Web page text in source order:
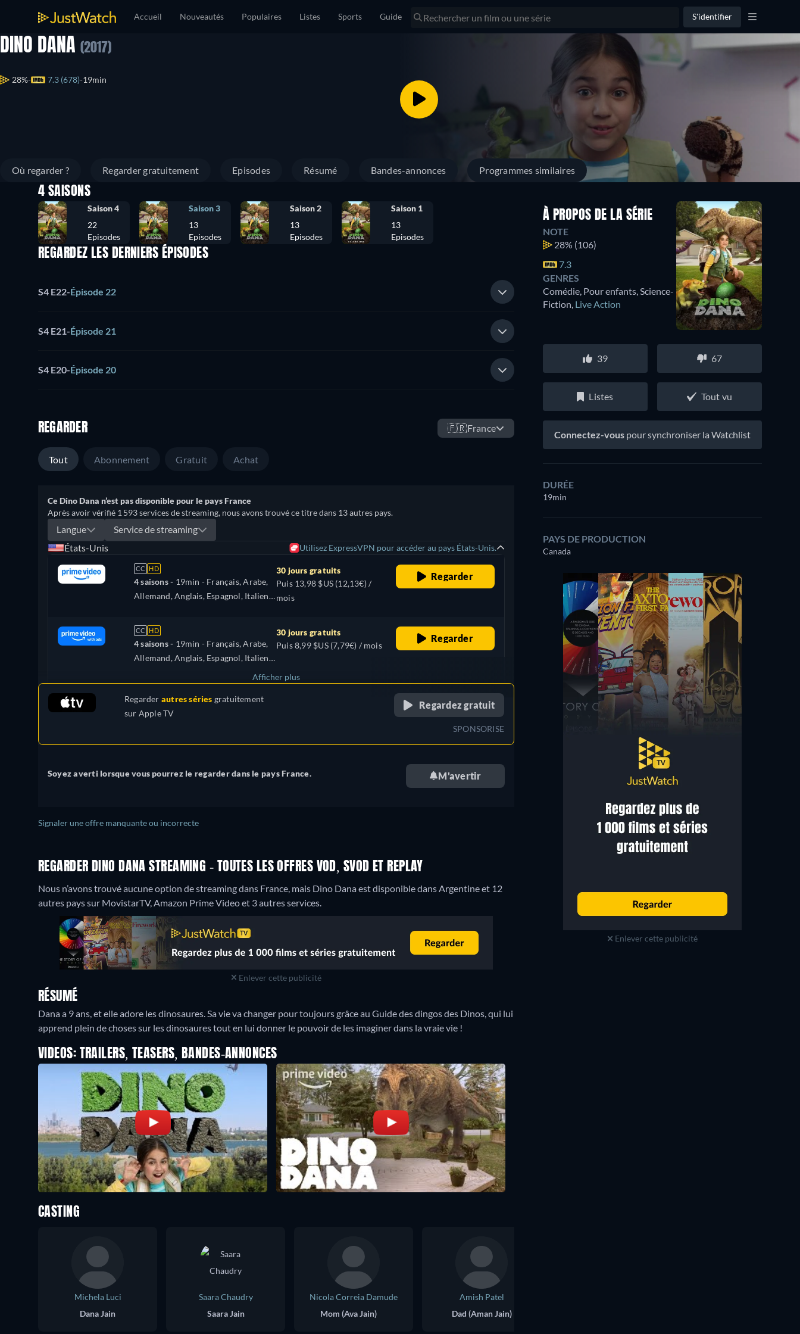
Accueil Nouveautés Populaires Listes Sports Guide S'identifier
DINO DANA (2017)
28% 7.3 (678) 19min
Où regarder ? Regarder gratuitement Episodes Résumé Bandes-annonces Programmes similaires
4 SAISONS
Saison 4
22
Episodes
Saison 3
13
Episodes
Saison 2
13
Episodes
Saison 1
13
Episodes
REGARDEZ LES DERNIERS ÉPISODES
S4 E22-Épisode 22
S4 E21-Épisode 21
S4 E20-Épisode 20
REGARDER 🇫🇷France
Tout Abonnement Gratuit Achat
Ce Dino Dana n’est pas disponible pour le pays France
Après avoir vérifié 1 593 services de streaming, nous avons trouvé ce titre dans 13 autres pays.
Langue
Service de streaming
États-Unis
Utilisez ExpressVPN pour accéder au pays États-Unis.
CC HD
4 saisons - 19min - Français, Arabe,
Allemand, Anglais, Espagnol, Italien,
Russe, Turc
30 jours gratuits
Puis 13,98 $US (12,13€) /
mois
Regarder
CC HD
4 saisons - 19min - Français, Arabe,
Allemand, Anglais, Espagnol, Italien,
Néerlandais, Polonais, Portugais,
Russe, Turc
30 jours gratuits
Puis 8,99 $US (7,79€) / mois
Regarder
Brésil
Afficher plus
Regarder autres séries gratuitement
sur Apple TV
Regardez gratuit
SPONSORISE
Soyez averti lorsque vous pourrez le regarder dans le pays France. M'avertir
Signaler une offre manquante ou incorrecte
REGARDER DINO DANA STREAMING - TOUTES LES OFFRES VOD, SVOD ET REPLAY
Nous n’avons trouvé aucune option de streaming dans France, mais Dino Dana est disponible dans Argentine et 12
autres pays sur MovistarTV, Amazon Prime Video et 3 autres services.
Enlever cette publicité
RÉSUMÉ
Dana a 9 ans, et elle adore les dinosaures. Sa vie va changer pour toujours grâce au Guide des dingos des Dinos, qui lui
apprend plein de choses sur les dinosaures tout en lui donner le pouvoir de les imaginer dans la vraie vie !
VIDEOS: TRAILERS, TEASERS, BANDES-ANNONCES
À PROPOS DE LA SÉRIE
NOTE
28% (106)
7.3
GENRES
Comédie, Pour enfants, Science-
Fiction, Live Action
39 67
Listes Tout vu
Connectez-vous pour synchroniser la Watchlist
DURÉE
19min
PAYS DE PRODUCTION
Canada
Enlever cette publicité
CASTING
Michela Luci
Dana Jain
Saara Chaudry
Saara Jain
Nicola Correia Damude
Mom (Ava Jain)
Amish Patel
Dad (Aman Jain)